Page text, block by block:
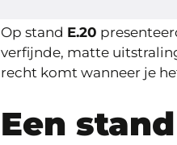
Op stand E.20
verfijnde, matte
recht komt wanneer je
Een